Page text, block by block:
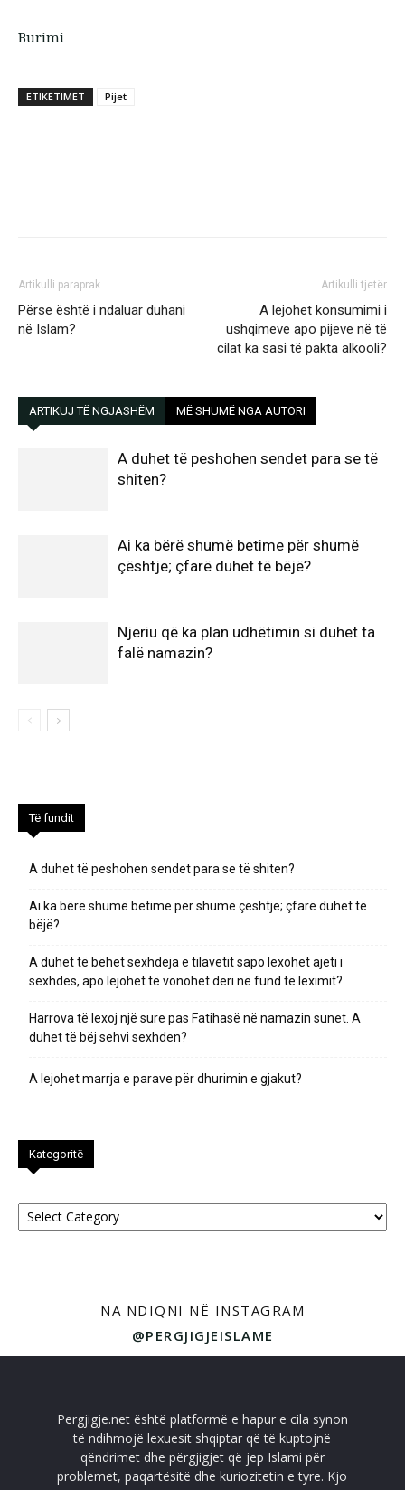
Burimi
ETIKETIMET Pijet
Artikulli paraprak
Përse është i ndaluar duhani
në Islam?
Artikulli tjetër
A lejohet konsumimi i
ushqimeve apo pijeve në të
cilat ka sasi të pakta alkooli?
ARTIKUJ TË NGJASHËM MË SHUMË NGA AUTORI
A duhet të peshohen sendet para se të
shiten?
Ai ka bërë shumë betime për shumë
çështje; çfarë duhet të bëjë?
Njeriu që ka plan udhëtimin si duhet ta
falë namazin?
Të fundit
A duhet të peshohen sendet para se të shiten?
Ai ka bërë shumë betime për shumë çështje; çfarë duhet të
bëjë?
A duhet të bëhet sexhdeja e tilavetit sapo lexohet ajeti i
sexhdes, apo lejohet të vonohet deri në fund të leximit?
Harrova të lexoj një sure pas Fatihasë në namazin sunet. A
duhet të bëj sehvi sexhden?
A lejohet marrja e parave për dhurimin e gjakut?
Kategoritë
Kategoritë
NA NDIQNI NË INSTAGRAM
@PERGJIGJEISLAME
Pergjigje.net është platformë e hapur e cila synon
të ndihmojë lexuesit shqiptar që të kuptojnë
qëndrimet dhe përgjigjet që jep Islami për
problemet, paqartësitë dhe kuriozitetin e tyre. Kjo